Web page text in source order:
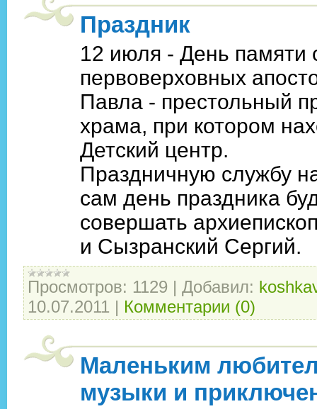
Праздник
12 июля - День памяти
первоверховных
Павла - престольный
храма, при котором
Детский центр.
Праздничную службу
сам день праздника
совершать
и Сызранский Сергий.
Просмотров: 1129 | Добавил:
10.07.2011 | Комментарии (0)
Маленьким
музыки и